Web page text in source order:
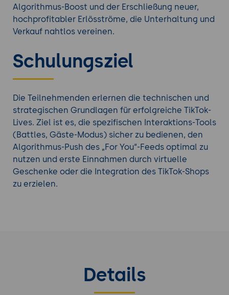
Algorithmus-Boost und der Erschließung neuer,
hochprofitabler Erlösströme, die Unterhaltung und
Verkauf nahtlos vereinen.
Schulungsziel
Die Teilnehmenden erlernen die technischen und
strategischen Grundlagen für erfolgreiche TikTok-
Lives. Ziel ist es, die spezifischen Interaktions-Tools
(Battles, Gäste-Modus) sicher zu bedienen, den
Algorithmus-Push des „For You“-Feeds optimal zu
nutzen und erste Einnahmen durch virtuelle
Geschenke oder die Integration des TikTok-Shops
zu erzielen.
Details